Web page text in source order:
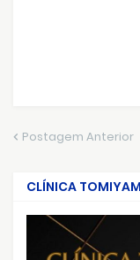
Postagem Anterior
CLÍNICA
CRIMES QUE